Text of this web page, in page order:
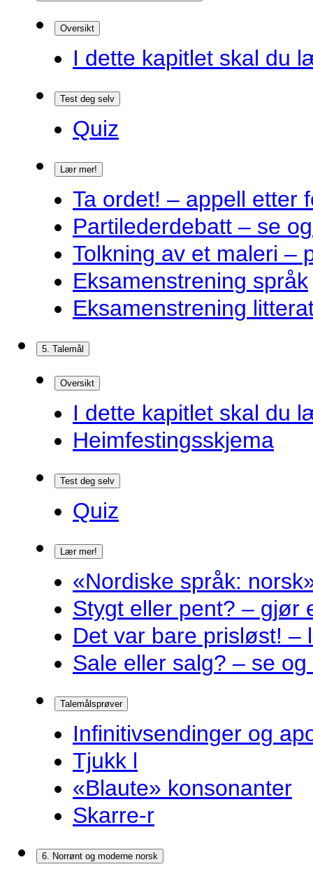
Oversikt
I dette kapitlet skal du
Test deg selv
Quiz
Lær mer!
Ta ordet! – appell etter
Partilederdebatt – se
Tolkning av et maleri –
Eksamenstrening språk
Eksamenstrening
5. Talemål
Oversikt
I dette kapitlet skal du
Heimfestingsskjema
Test deg selv
Quiz
Lær mer!
«Nordiske språk:
Stygt eller pent? – gjør
Det var bare prisløst! –
Sale eller salg? – se
Talemålsprøver
Infinitivsendinger og
Tjukk l
«Blaute» konsonanter
Skarre-r
6. Norrønt og moderne norsk